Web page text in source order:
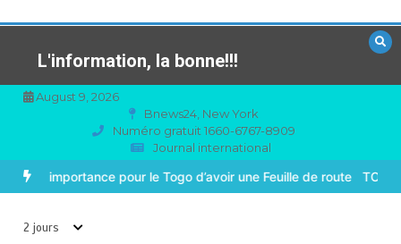
au
contenuL'information, la bonne!!!
August 9, 2026
Bnews24, New York
Numéro gratuit 1660-6767-8909
Journal international
BARÇA PLUTOT QU’AU REAL MADRID : Les révélations chocs de
2 jours
TOGO : Sauver la mère devient un indicateur de